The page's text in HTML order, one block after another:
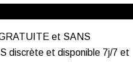
et SANS
discrète et disponible 7j/7 et